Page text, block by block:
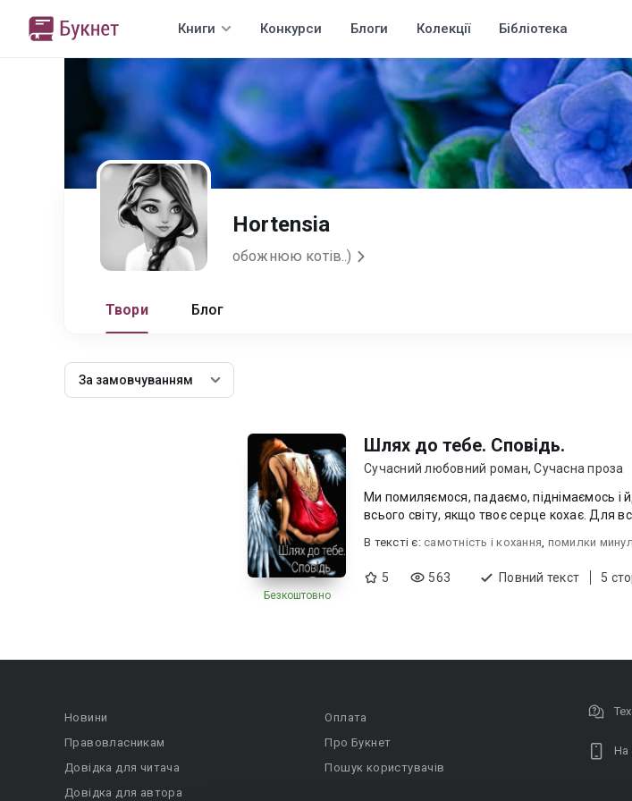
Книги Конкурси Блоги Колекції Бібліотека
Hortensia
обожнюю котів..)
Твори Блог
За замовчуванням
Безкоштовно
Шлях до тебе. Сповідь.
Сучасний любовний роман,Сучасна проза
Ми помиляємося, падаємо, піднімаємось і
всього світу,
В текcті є: самотність і кохання, помилки
5 563 Повний текст 5
Новини
Правовласникам
Довідка для читача
Довідка для автора
Оплата
Про Букнет
Пошук користувачів
На